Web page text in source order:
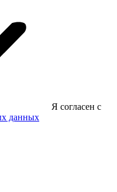
Я согласен с
данных